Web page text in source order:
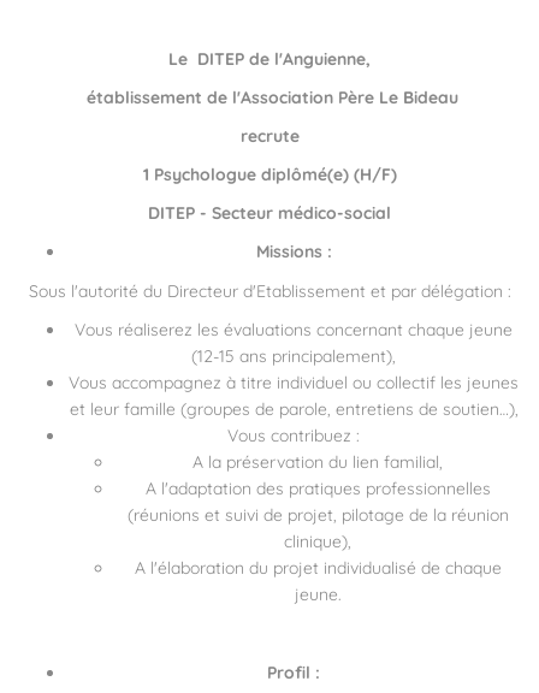
Le DITEP de l'Anguienne,
établissement de l'Association Père Le Bideau
recrute
1 Psychologue diplômé(e) (H/F)
DITEP - Secteur médico-social
Missions :
Sous l'autorité du Directeur d'Etablissement et par délégation :
Vous réaliserez les évaluations concernant chaque jeune
(12-15 ans principalement),
Vous accompagnez à titre individuel ou collectif les jeunes
et leur famille (groupes de parole, entretiens de soutien…),
Vous contribuez :
A la préservation du lien familial,
A l'adaptation des pratiques professionnelles
(réunions et suivi de projet, pilotage de la réunion
clinique),
A l'élaboration du projet individualisé de chaque
jeune.
Profil :